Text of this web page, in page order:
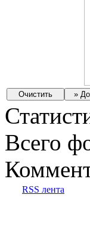
Всего
RSS лента